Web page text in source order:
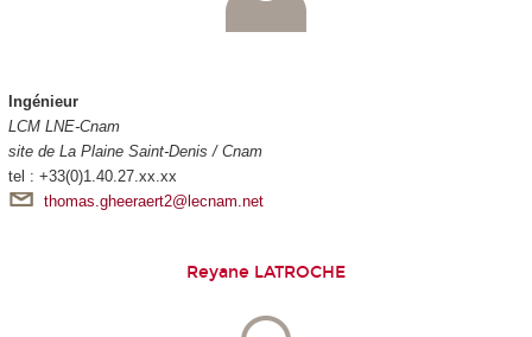
Ingénieur
LCM LNE-Cnam
site de La Plaine Saint-Denis / Cnam
tel : +33(0)1.40.27.xx.xx
thomas.gheeraert2@lecnam.net
Reyane LATROCHE